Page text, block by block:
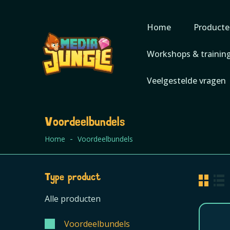
Home
Workshops &
Veelgestelde vragen
Voordeelbundels
Home Voordeelbundels
Type product
Alle producten
Voordeelbundels